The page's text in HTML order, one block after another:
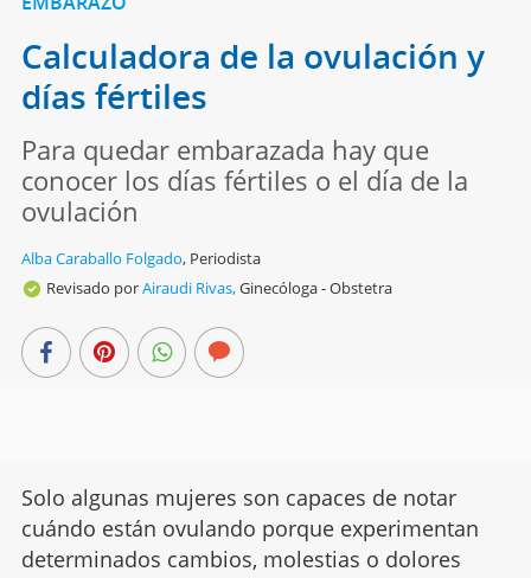
Calculadora de la ovulación y
días fértiles
Para quedar embarazada hay que
conocer los días fértiles o el día de la
ovulación
Alba Caraballo Folgado, Periodista
Revisado porAiraudi Rivas,Ginecóloga - Obstetra
Solo algunas mujeres son capaces de notar
cuándo están ovulando porque experimentan
determinados cambios, molestias o dolores